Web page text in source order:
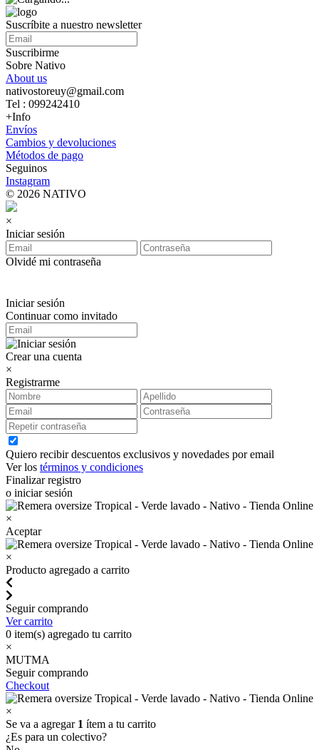
Suscríbite a nuestro newsletter
Suscribirme
Sobre Nativo
About us
nativostoreuy@gmail.com
Tel : 099242410
+Info
Envíos
Cambios y devoluciones
Métodos de pago
Seguinos
Instagram
© 2026 NATIVO
×
Iniciar sesión
Olvidé mi contraseña
Iniciar sesión
Continuar como invitado
Crear una cuenta
×
Registrarme
Quiero recibir descuentos exclusivos y novedades por email
Ver los términos y condiciones
Finalizar registro
o iniciar sesión
×
Aceptar
×
Producto agregado a carrito
Seguir comprando
Ver carrito
0 item(s) agregado tu carrito
×
MUTMA
Seguir comprando
Checkout
×
Se va a agregar 1 ítem a tu carrito
¿Es para un colectivo?